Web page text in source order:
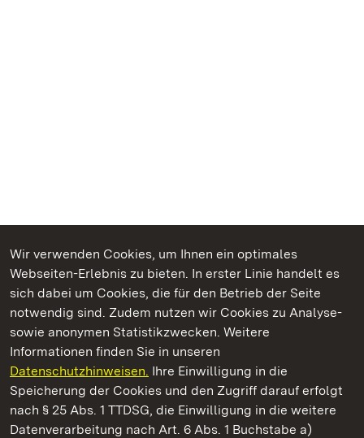
Wir verwenden Cookies, um Ihnen ein optimales
Webseiten-Erlebnis zu bieten. In erster Linie handelt es
sich dabei um Cookies, die für den Betrieb der Seite
notwendig sind. Zudem nutzen wir Cookies zu Analyse-
sowie anonymen Statistikzwecken. Weitere
Informationen finden Sie in unseren
Datenschutzhinweisen. Ihre Einwilligung in die
Speicherung der Cookies und den Zugriff darauf erfolgt
nach § 25 Abs. 1 TTDSG, die Einwilligung in die weitere
Datenverarbeitung nach Art. 6 Abs. 1 Buchstabe a)
Kommen. Staunen. Genießen.
Neues Schloss Tettnang
Staatliche Schlösser und Gärten Baden-Württemberg